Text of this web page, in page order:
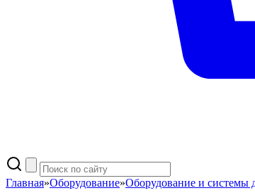
Главная»Оборудование»Оборудование и системы